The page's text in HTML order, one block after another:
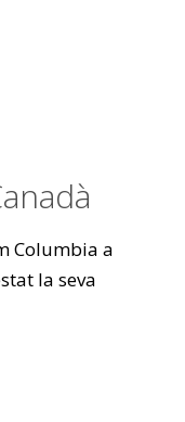
Columbia a
la seva